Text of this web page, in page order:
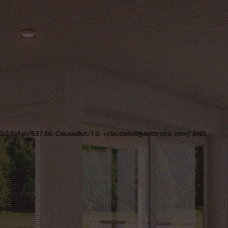
Safari/537.36; ClaudeBot/1.0; +claudebot@anthropic.com)' AND